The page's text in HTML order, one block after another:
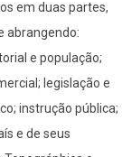
em duas partes,
abrangendo:
e população;
legislação e
instrução pública;
e de seus